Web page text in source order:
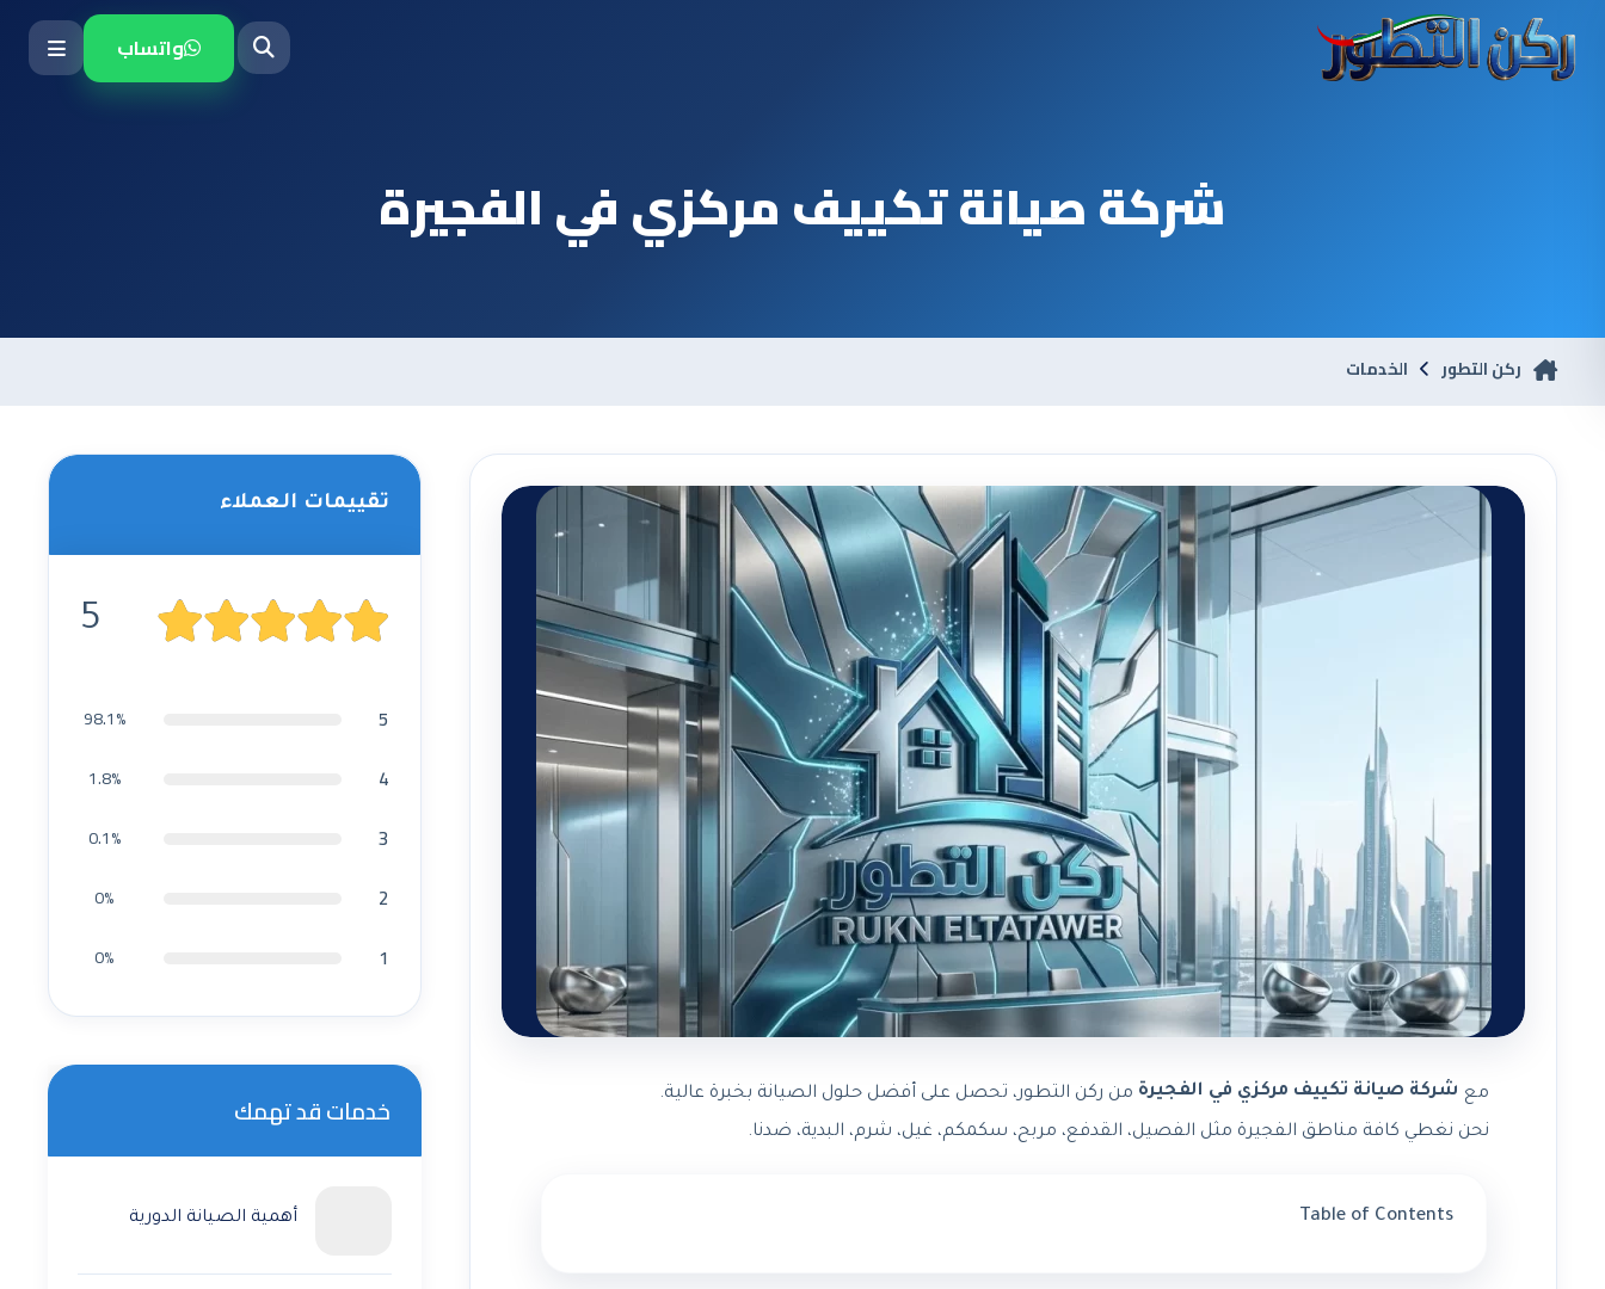
واتساب
شركة صيانة تكييف مركزي في الفجيرة
ركن التطور الخدمات
مع شركة صيانة تكييف مركزي في الفجيرة من ركن التطور، تحصل على أفضل حلول الصيانة بخبرة عالية.
نحن نغطي كافة مناطق الفجيرة مثل الفصيل، القدفع، مربح، سكمكم، غيل، شرم، البدية، ضدنا.
Table of Contents
تقييمات العملاء
5
5
98.1%
4
1.8%
3
0.1%
2
0%
1
0%
خدمات قد تهمك
أهمية الصيانة الدورية